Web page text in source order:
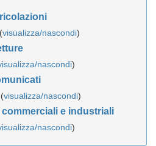
visualizza/nascondi)
nascondi)
visualizza/nascondi)
commerciali e industriali
nascondi)